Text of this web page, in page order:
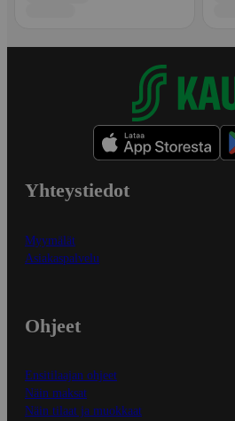
Yhteystiedot
Myymälät
Asiakaspalvelu
Ohjeet
Ensitilaajan ohjeet
Näin maksat
Näin tilaat ja muokkaat